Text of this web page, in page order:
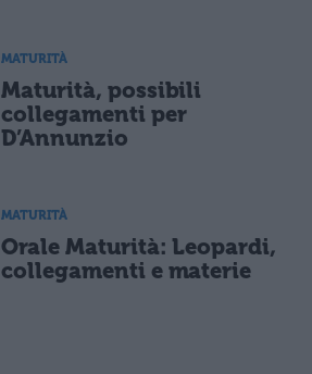
MATURITÀ
Maturità, possibili
collegamenti per
D’Annunzio
MATURITÀ
Orale Maturità: Leopardi,
collegamenti e materie